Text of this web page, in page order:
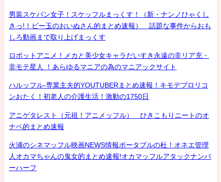
男装スケバン女子！スケッフルまっくす！（新・ナンノひゃくし
きっ!！ビー玉のおいぬさん的まとめ速報） 話題な事件からおも
しろ動画まで取り上げまっくす
ロボットアニメ！メカと美少女キャラだいすき永遠の非リア充・
非モテ星人 ！あらゆるマニアの為のマニアックサイト
ハルッフル-専業主夫的YOUTUBERまとめ速報！キモデブロリコ
ンおたく！初老人の介護生活！激動の1750日
アニゲタレスト（元祖！アニメッフル） ひきこもりニートのオ
ナベ的まとめ速報
火浦のシネマッフル映画NEWS情報ポータブルの杜！オネエ管理
人オカマちゃんの鬼女的まとめ速報!オカマッフルアタックナンバ
ーハーフ